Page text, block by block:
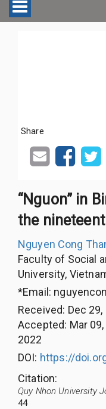
Toggle navigation
Share
“Nguon” in
the
Nguyen Cong
Faculty of Social
University,
*Email:
Received: Dec 29,
Accepted: Mar
2022
DOI: https://
Citation:
Quy Nhon University
44